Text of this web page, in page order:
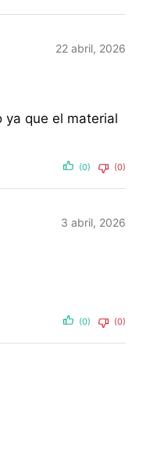
22 abril, 2026
ya que el material
(0) (0)
3 abril, 2026
(0) (0)